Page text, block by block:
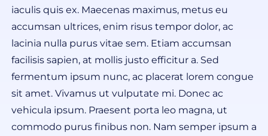
iaculis quis ex. Maecenas maximus, metus eu
accumsan ultrices, enim risus tempor dolor, ac
lacinia nulla purus vitae sem. Etiam accumsan
facilisis sapien, at mollis justo efficitur a. Sed
fermentum ipsum nunc, ac placerat lorem congue
sit amet. Vivamus ut vulputate mi. Donec ac
vehicula ipsum. Praesent porta leo magna, ut
commodo purus finibus non. Nam semper ipsum a